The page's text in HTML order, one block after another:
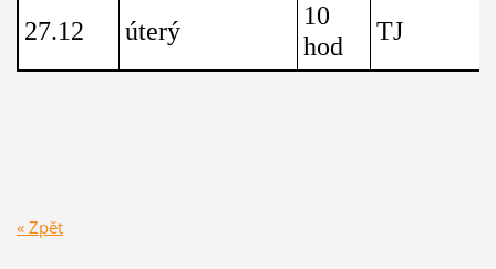
27.12 úterý
10
hod
TJ
« Zpět